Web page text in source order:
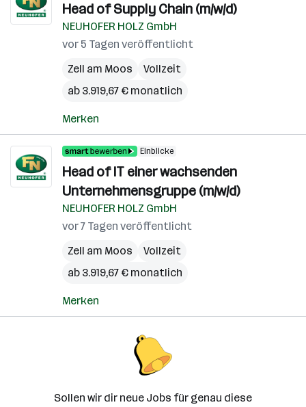
Head of Supply Chain (m/w/d)
NEUHOFER HOLZ GmbH
vor 5 Tagen veröffentlicht
Zell am Moos
Vollzeit
ab 3.919,67 € monatlich
Merken
Einblicke
Head of IT einer wachsenden
Unternehmensgruppe (m/w/d)
NEUHOFER HOLZ GmbH
vor 7 Tagen veröffentlicht
Zell am Moos
Vollzeit
ab 3.919,67 € monatlich
Merken
Sollen wir dir neue Jobs für genau diese